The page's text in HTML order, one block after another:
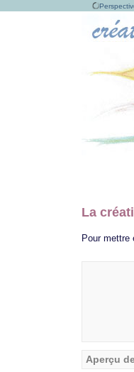
La
Pour
Aperçu